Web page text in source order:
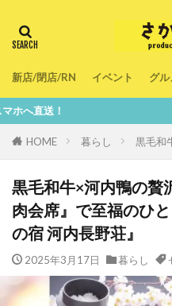
新店/閉店/RN イベント グル
HOME 暮らし 黒毛和
黒毛和牛×河内鴨の贅
肉会席』で至福のひ
の宿 河内長野荘』
2025年3月17日 暮らし